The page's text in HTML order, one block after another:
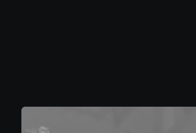
Contato